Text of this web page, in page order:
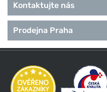
Kontaktujte nás
Prodejna Praha